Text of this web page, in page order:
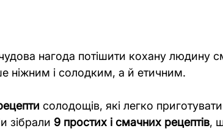
нагода потішити кохану людину
ніжним і солодким, а й етичним.
солодощів, які легко
зібрали 9 простих і смачних рецептів,